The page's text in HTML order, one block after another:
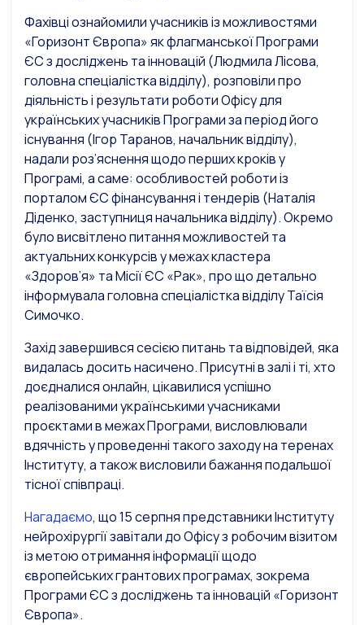
Фахівці ознайомили учасників із можливостями
«Горизонт Європа» як флагманської Програми
ЄС з досліджень та інновацій (Людмила Лісова,
головна спеціалістка відділу), розповіли про
діяльність і результати роботи Офісу для
українських учасників Програми за період його
існування (Ігор Таранов, начальник відділу),
надали роз’яснення щодо перших кроків у
Програмі, а саме: особливостей роботи із
порталом ЄС фінансування і тендерів (Наталія
Діденко, заступниця начальника відділу). Окремо
було висвітлено питання можливостей та
актуальних конкурсів у межах кластера
«Здоров’я» та Місії ЄС «Рак», про що детально
інформувала головна спеціалістка відділу Таїсія
Симочко.
Захід завершився сесією питань та відповідей, яка
видалась досить насичено. Присутні в залі і ті, хто
доєдналися онлайн, цікавилися успішно
реалізованими українськими учасниками
проєктами в межах Програми, висловлювали
вдячність у проведенні такого заходу на теренах
Інституту, а також висловили бажання подальшої
тісної співпраці.
Нагадаємо, що 15 серпня представники Інституту
нейрохірургії завітали до Офісу з робочим візитом
із метою отримання інформації щодо
європейських грантових програмах, зокрема
Програми ЄС з досліджень та інновацій «Горизонт
Європа».